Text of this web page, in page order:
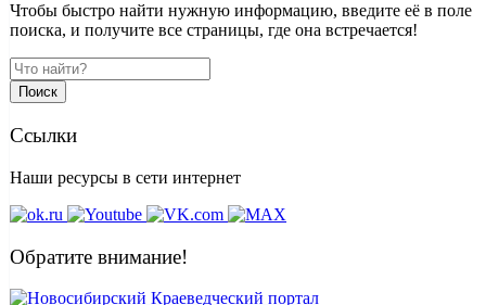
Чтобы быстро найти нужную информацию, введите её в поле
поиска, и получите все страницы, где она встречается!
Поиск
Ссылки
Наши ресурсы в сети интернет
Обратите внимание!